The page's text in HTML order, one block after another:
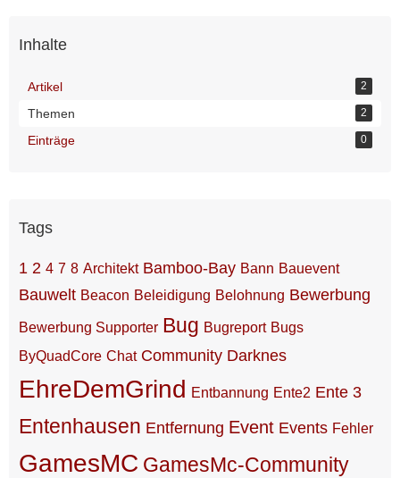
Inhalte
Artikel 2
Themen 2
Einträge 0
Tags
1 2 4 7 8 Architekt Bamboo-Bay Bann Bauevent
Bauwelt Beacon Beleidigung Belohnung Bewerbung
Bewerbung Supporter Bug Bugreport Bugs
ByQuadCore Chat Community Darknes
EhreDemGrind Entbannung Ente2 Ente 3
Entenhausen Entfernung Event Events Fehler
GamesMC GamesMc-Community